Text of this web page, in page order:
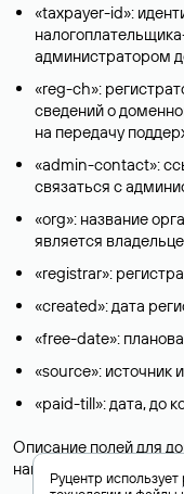
«taxpayer-id»:
администратором
«reg-ch»:
сведений о
на передачу
«admin-contact»:
связаться с
«org»: название
является
«registrar»:
«created»: дата
«free-date»:
«source»: источник
«paid-till»: дата, до
Описание полей для
национальных
Руцентр использует